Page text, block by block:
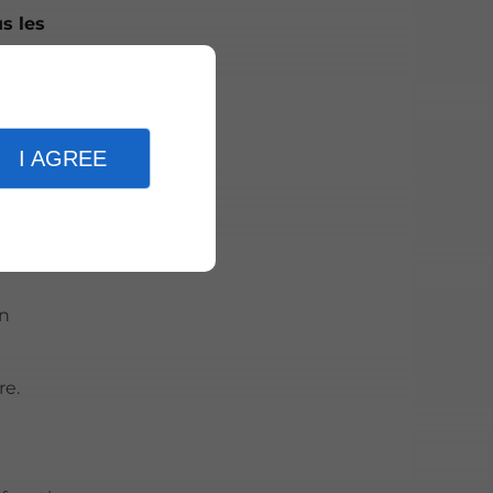
I AGREE
les
à